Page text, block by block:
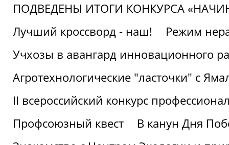
ПОДВЕДЕНЫ ИТОГИ КОНКУРСА
Лучший кроссворд - наш!
Режим
Учхозы в авангард инновационного
Агротехнологические "ласточки" с
II всероссийский конкурс
Профсоюзный квест
В канун Дня